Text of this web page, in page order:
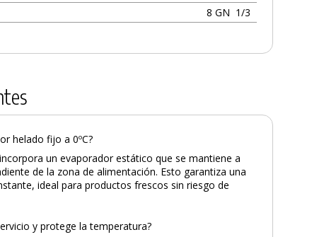
8 GN 1/3
helado fijo a 0ºC?
un evaporador estático que se mantiene a
de la zona de alimentación. Esto garantiza una
ideal para productos frescos sin riesgo de
y protege la temperatura?